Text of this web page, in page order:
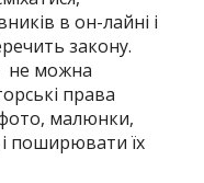
в он-лайні і
закону.
не можна
права
малюнки,
поширювати їх